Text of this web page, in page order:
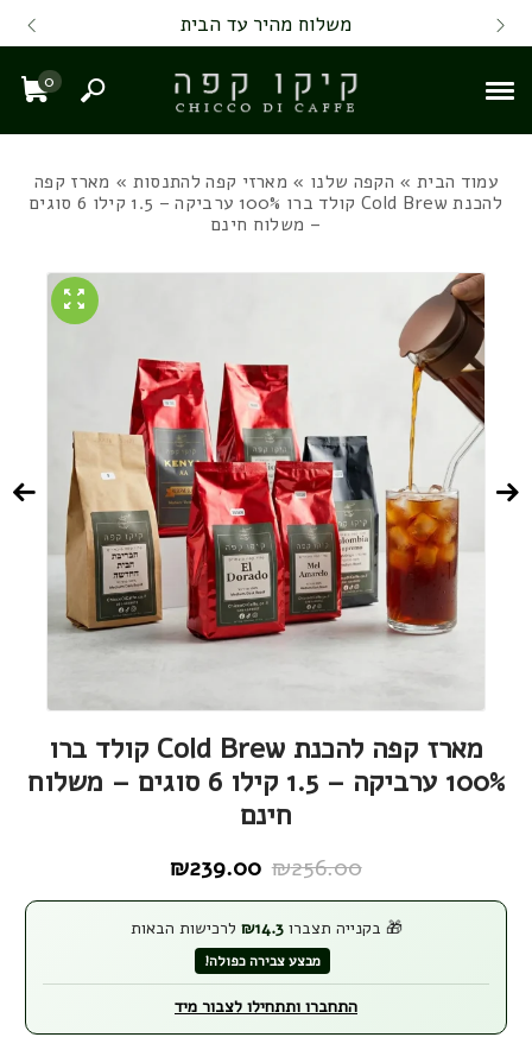
Skip to Content
Contact Us משלוח מהיר עד הבית
0
חיפוש
עמוד הבית» הקפה שלנו » מארזי קפה להתנסות » מארז קפה
להכנת Cold Brew קולד ברו 100% ערביקה – 1.5 קילו 6 סוגים
– משלוח חינם
מארז קפה להכנת Cold Brew קולד ברו
100% ערביקה – 1.5 קילו 6 סוגים – משלוח
חינם
₪256.00
המחיר
היה:
₪256.00.
₪239.00
המחיר
הוא:
₪239.00.
🎁 בקנייה תצברו ₪14.3 לרכישות הבאות
מבצע צבירה כפולה!
התחברו ותתחילו לצבור מיד
Back top top